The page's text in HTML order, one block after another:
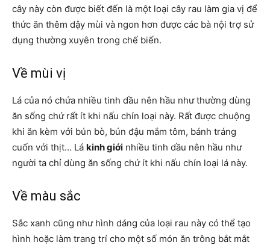
cây này còn được biết đến là một loại cây rau làm gia vị để
thức ăn thêm dậy mùi và ngon hơn được các bà nội trợ sử
dụng thường xuyên trong chế biến.
Về mùi vị
Lá của nó chứa nhiều tinh dầu nên hầu như thường dùng
ăn sống chứ rất ít khi nấu chín loại này. Rất được chuộng
khi ăn kèm với bún bò, bún đậu mắm tôm, bánh tráng
cuốn với thịt… Lá kinh giới nhiều tinh dầu nên hầu như
người ta chỉ dùng ăn sống chứ ít khi nấu chín loại lá này.
Về màu sắc
Sắc xanh cũng như hình dáng của loại rau này có thể tạo
hình hoặc làm trang trí cho một số món ăn trông bắt mắt